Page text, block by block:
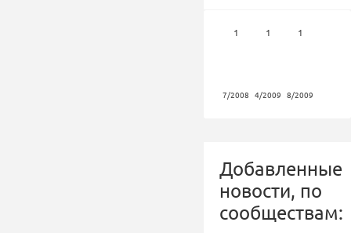
1
7/2008
1
4/2009
1
8/2009
Добавленные
новости, по
сообществам: